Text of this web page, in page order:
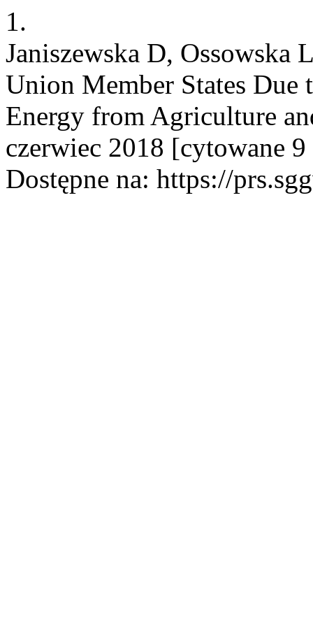
1.
Janiszewska D,
Union Member States Due
Energy from Agriculture
czerwiec 2018 [cytowane
Dostępne na: https://